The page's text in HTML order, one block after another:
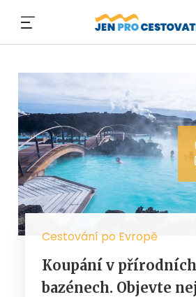
Cestování po Evropě
Koupání v přírodních
bazénech. Objevte